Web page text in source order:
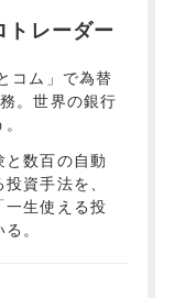
トレーダー
コム」で為替
。世界の銀行
数百の自動
資手法を、
生使える投
。